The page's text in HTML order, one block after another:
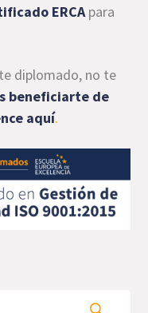
ERCA para
diplomado, no te
beneficiarte de
aquí.